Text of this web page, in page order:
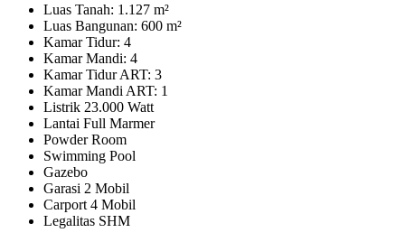
Luas Tanah: 1.127 m²
Luas Bangunan: 600 m²
Kamar Tidur: 4
Kamar Mandi: 4
Kamar Tidur ART: 3
Kamar Mandi ART: 1
Listrik 23.000 Watt
Lantai Full Marmer
Powder Room
Swimming Pool
Gazebo
Garasi 2 Mobil
Carport 4 Mobil
Legalitas SHM